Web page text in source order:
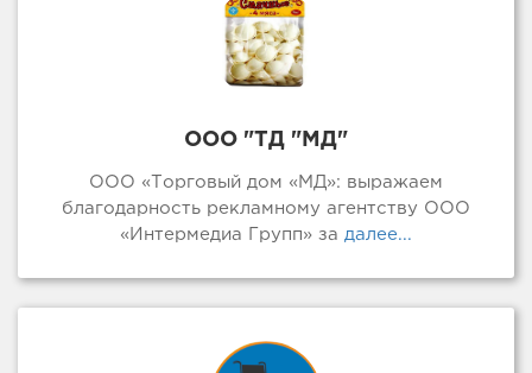
ООО "ТД "МД"
ООО «Торговый дом «МД»: выражаем
благодарность рекламному агентству ООО
«Интермедиа Групп» за далее...